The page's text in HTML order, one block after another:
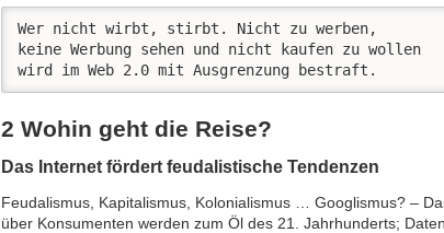
Wer nicht wirbt, stirbt. Nicht zu werben,
keine Werbung sehen und nicht kaufen zu wollen
wird im Web 2.0 mit Ausgrenzung bestraft.
2 Wohin geht die Reise?
Das Internet fördert feudalistische Tendenzen
Feudalismus, Kapitalismus, Kolonialismus … Googlismus? –
über Konsumenten werden zum Öl des 21. Jahrhunderts;